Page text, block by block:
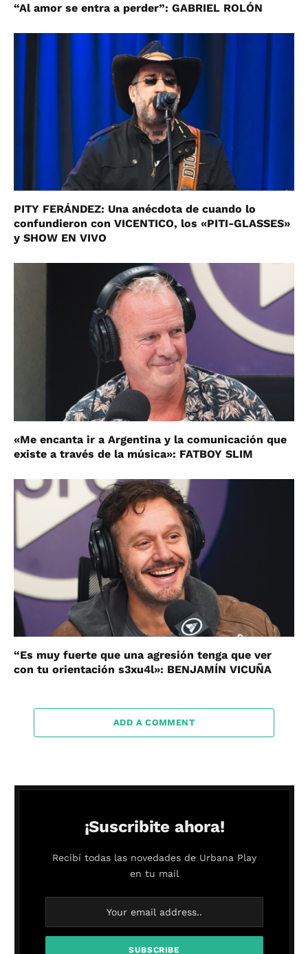
“Al amor se entra a perder”: GABRIEL ROLÓN
PITY FERÁNDEZ: Una anécdota de cuando lo
confundieron con VICENTICO, los «PITI-GLASSES»
y SHOW EN VIVO
«Me encanta ir a Argentina y la comunicación que
existe a través de la música»: FATBOY SLIM
“Es muy fuerte que una agresión tenga que ver
con tu orientación s3xu4l»: BENJAMÍN VICUÑA
ADD A COMMENT
¡Suscribite ahora!
Recibí todas las novedades de Urbana Play
en tu mail